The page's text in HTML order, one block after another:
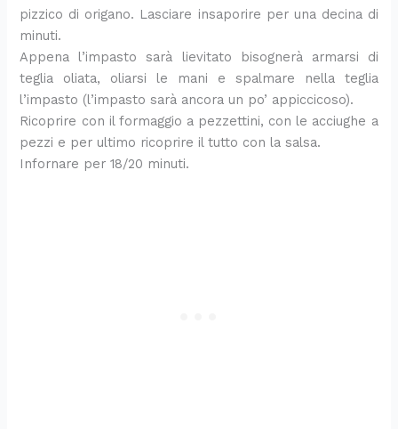
pizzico di origano. Lasciare insaporire per una decina di
minuti.
Appena l’impasto sarà lievitato bisognerà armarsi di
teglia oliata, oliarsi le mani e spalmare nella teglia
l’impasto (l’impasto sarà ancora un po’ appiccicoso).
Ricoprire con il formaggio a pezzettini, con le acciughe a
pezzi e per ultimo ricoprire il tutto con la salsa.
Infornare per 18/20 minuti.